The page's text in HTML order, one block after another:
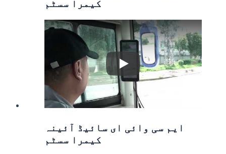
کیمرا سسٹم
Play
ایم سی وائی ای سائیڈ آئینہ
کیمرا سسٹم